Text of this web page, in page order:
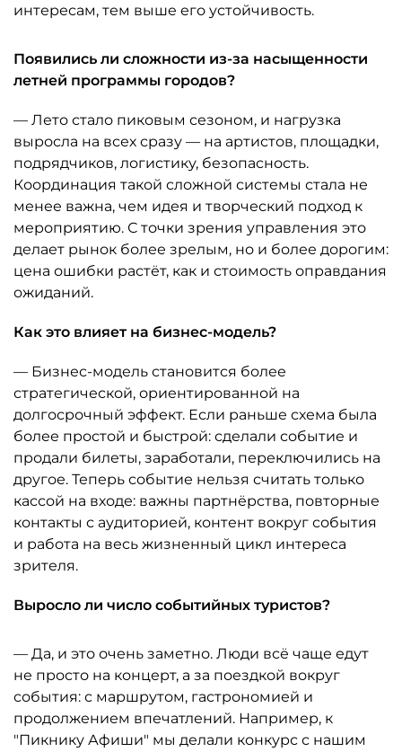
интересам, тем выше его устойчивость.
Появились ли сложности из-за насыщенности
летней программы городов?
— Лето стало пиковым сезоном, и нагрузка
выросла на всех сразу — на артистов, площадки,
подрядчиков, логистику, безопасность.
Координация такой сложной системы стала не
менее важна, чем идея и творческий подход к
мероприятию. С точки зрения управления это
делает рынок более зрелым, но и более дорогим:
цена ошибки растёт, как и стоимость оправдания
ожиданий.
Как это влияет на бизнес-модель?
— Бизнес-модель становится более
стратегической, ориентированной на
долгосрочный эффект. Если раньше схема была
более простой и быстрой: сделали событие и
продали билеты, заработали, переключились на
другое. Теперь событие нельзя считать только
кассой на входе: важны партнёрства, повторные
контакты с аудиторией, контент вокруг события
и работа на весь жизненный цикл интереса
зрителя.
Выросло ли число событийных туристов?
— Да, и это очень заметно. Люди всё чаще едут
не просто на концерт, а за поездкой вокруг
события: с маршрутом, гастрономией и
продолжением впечатлений. Например, к
"Пикнику Афиши" мы делали конкурс с нашим